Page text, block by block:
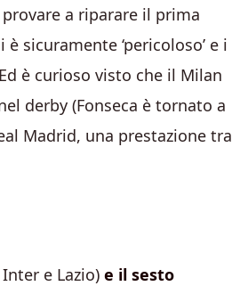
a riparare il prima
sicuramente ‘pericoloso’ e i
è curioso visto che il Milan
derby (Fonseca è tornato a
Madrid, una prestazione tra
e Lazio) e il sesto